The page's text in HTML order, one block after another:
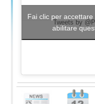
Tweets by
Fai clic per
abilitare